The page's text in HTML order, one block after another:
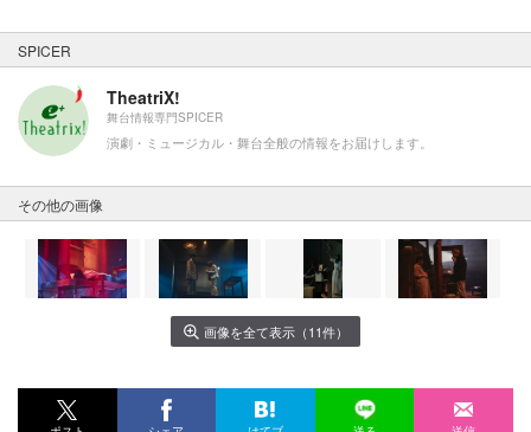
SPICER
TheatriX!
舞台情報専門SPICER
演劇・ミュージカル・舞台全般の情報をお届けします。
その他の画像
画像を全て表示（11件）